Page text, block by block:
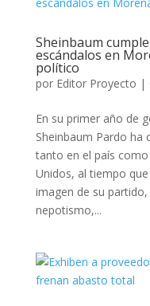
Sheinbaum
escándalos en
político
por Editor Proyecto |
En su primer año de
Sheinbaum Pardo ha
tanto en el país
Unidos, al tiempo
imagen de su
nepotismo,...